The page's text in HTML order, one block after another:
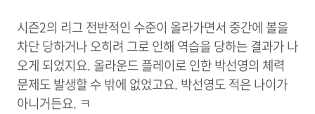
시즌2의 리그 전반적인 수준이 올라가면서 중간에 볼을
차단 당하거나 오히려 그로 인해 역습을 당하는 결과가 나
오게 되었지요. 올라운드 플레이로 인한 박선영의 체력
문제도 발생할 수 밖에 없었고요. 박선영도 적은 나이가
아니거든요. ㅋ